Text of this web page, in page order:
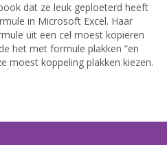
dat ze leuk geploeterd heeft
in Microsoft Excel. Haar
uit een cel moest kopiëren
het met formule plakken “en
moest koppeling plakken kiezen.